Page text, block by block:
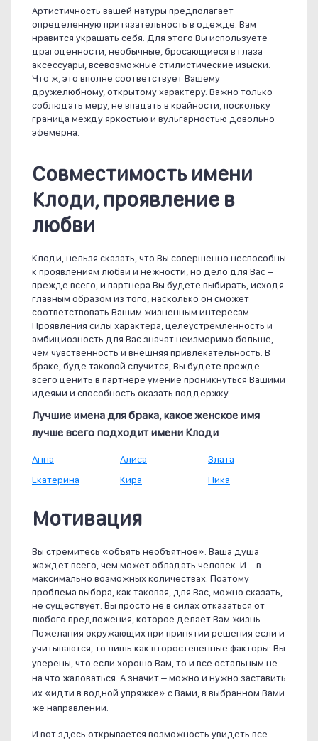
Артистичность вашей натуры предполагает
определенную притязательность в одежде. Вам
нравится украшать себя. Для этого Вы используете
драгоценности, необычные, бросающиеся в глаза
аксессуары, всевозможные стилистические изыски.
Что ж, это вполне соответствует Вашему
дружелюбному, открытому характеру. Важно только
соблюдать меру, не впадать в крайности, поскольку
граница между яркостью и вульгарностью довольно
эфемерна.
Совместимость имени
Клоди, проявление в
любви
Клоди, нельзя сказать, что Вы совершенно неспособны
к проявлениям любви и нежности, но дело для Вас –
прежде всего, и партнера Вы будете выбирать, исходя
главным образом из того, насколько он сможет
соответствовать Вашим жизненным интересам.
Проявления силы характера, целеустремленность и
амбициозность для Вас значат неизмеримо больше,
чем чувственность и внешняя привлекательность. В
браке, буде таковой случится, Вы будете прежде
всего ценить в партнере умение проникнуться Вашими
идеями и способность оказать поддержку.
Лучшие имена для брака, какое женское имя
лучше всего подходит имени Клоди
Анна
Екатерина
Алиса
Кира
Злата
Ника
Мотивация
Вы стремитесь «объять необъятное». Ваша душа
жаждет всего, чем может обладать человек. И – в
максимально возможных количествах. Поэтому
проблема выбора, как таковая, для Вас, можно сказать,
не существует. Вы просто не в силах отказаться от
любого предложения, которое делает Вам жизнь.
Пожелания окружающих при принятии решения если и
учитываются, то лишь как второстепенные факторы: Вы
уверены, что если хорошо Вам, то и все остальным не
на что жаловаться. А значит – можно и нужно заставить
их «идти в водной упряжке» с Вами, в выбранном Вами
же направлении.
И вот здесь открывается возможность увидеть все